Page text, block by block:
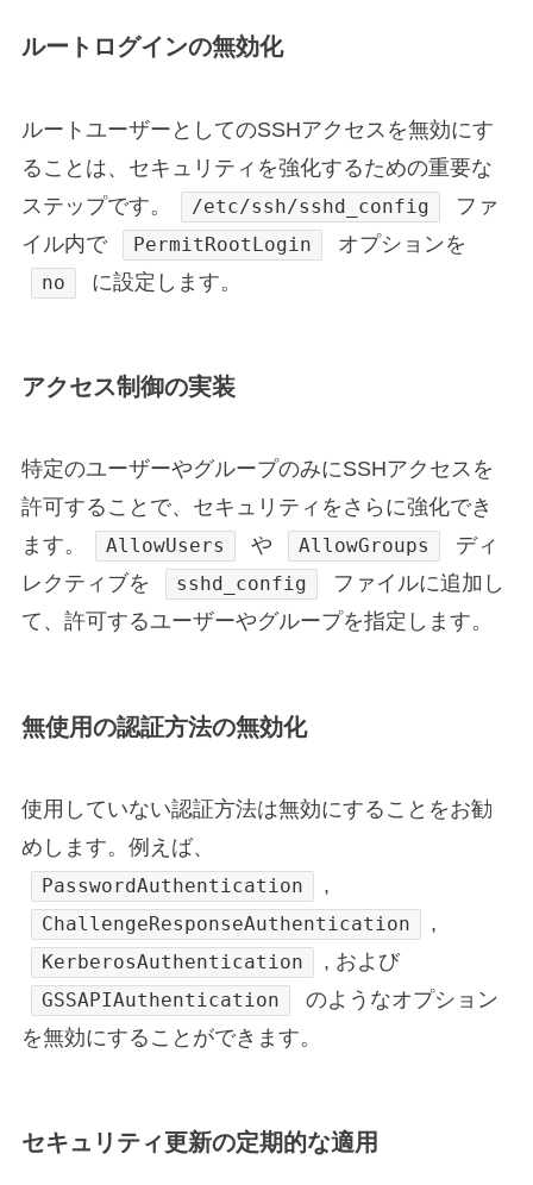
ルートログインの無効化
ルートユーザーとしてのSSHアクセスを無効にす
ることは、セキュリティを強化するための重要な
ステップです。
/etc/ssh/sshd_config
ファ
イル内で
PermitRootLogin オプションを
no に設定します。
アクセス制御の実装
特定のユーザーやグループのみにSSHアクセスを
許可することで、セキュリティをさらに強化でき
ます。
AllowUsers や AllowGroups
ディ
レクティブを
sshd_config
ファイルに追加し
て、許可するユーザーやグループを指定します。
無使用の認証方法の無効化
使用していない認証方法は無効にすることをお勧
めします。例えば、
PasswordAuthentication ,
ChallengeResponseAuthentication ,
KerberosAuthentication , および
GSSAPIAuthentication
のようなオプション
を無効にすることができます。
セキュリティ更新の定期的な適用